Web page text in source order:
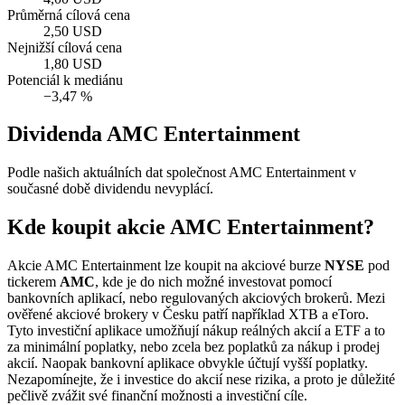
Průměrná cílová cena
2,50 USD
Nejnižší cílová cena
1,80 USD
Potenciál k mediánu
−3,47 %
Dividenda AMC Entertainment
Podle našich aktuálních dat společnost AMC Entertainment v
současné době dividendu nevyplácí.
Kde koupit akcie AMC Entertainment?
Akcie AMC Entertainment lze koupit na akciové burze NYSE pod
tickerem AMC, kde je do nich možné investovat pomocí
bankovních aplikací, nebo regulovaných akciových brokerů. Mezi
ověřené akciové brokery v Česku patří například XTB a eToro.
Tyto investiční aplikace umožňují nákup reálných akcií a ETF a to
za minimální poplatky, nebo zcela bez poplatků za nákup i prodej
akcií. Naopak bankovní aplikace obvykle účtují vyšší poplatky.
Nezapomínejte, že i investice do akcií nese rizika, a proto je důležité
pečlivě zvážit své finanční možnosti a investiční cíle.